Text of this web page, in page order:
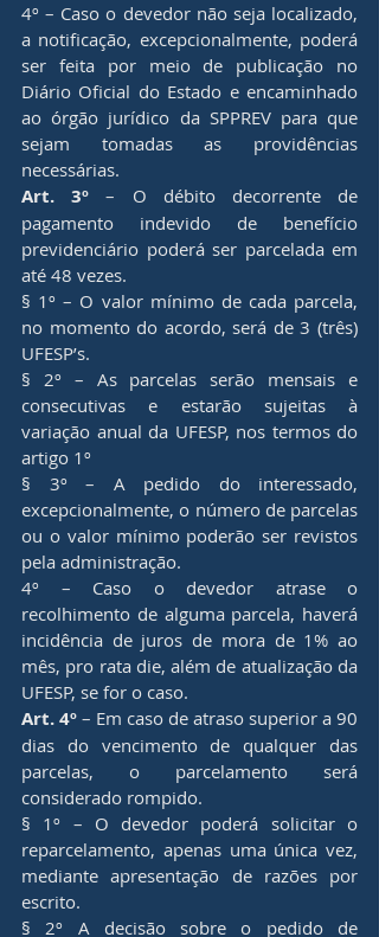
4º – Caso o devedor não seja localizado,
a notificação, excepcionalmente, poderá
ser feita por meio de publicação no
Diário Oficial do Estado e encaminhado
ao órgão jurídico da SPPREV para que
sejam tomadas as providências
necessárias.
Art. 3º – O débito decorrente de
pagamento indevido de benefício
previdenciário poderá ser parcelada em
até 48 vezes.
§ 1º – O valor mínimo de cada parcela,
no momento do acordo, será de 3 (três)
UFESP’s.
§ 2º – As parcelas serão mensais e
consecutivas e estarão sujeitas à
variação anual da UFESP, nos termos do
artigo 1º
§ 3º – A pedido do interessado,
excepcionalmente, o número de parcelas
ou o valor mínimo poderão ser revistos
pela administração.
4º – Caso o devedor atrase o
recolhimento de alguma parcela, haverá
incidência de juros de mora de 1% ao
mês, pro rata die, além de atualização da
UFESP, se for o caso.
Art. 4º – Em caso de atraso superior a 90
dias do vencimento de qualquer das
parcelas, o parcelamento será
considerado rompido.
§ 1º – O devedor poderá solicitar o
reparcelamento, apenas uma única vez,
mediante apresentação de razões por
escrito.
§ 2º A decisão sobre o pedido de